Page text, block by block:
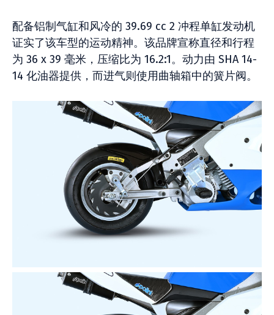
配备铝制气缸和风冷的 39.69 cc 2 冲程单缸发动机
证实了该车型的运动精神。该品牌宣称直径和行程
为 36 x 39 毫米，压缩比为 16.2:1。动力由 SHA 14-
14 化油器提供，而进气则使用曲轴箱中的簧片阀。